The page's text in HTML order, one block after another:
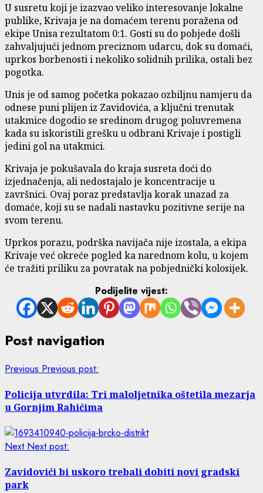
U susretu koji je izazvao veliko interesovanje lokalne
publike, Krivaja je na domaćem terenu poražena od
ekipe Unisa rezultatom 0:1. Gosti su do pobjede došli
zahvaljujući jednom preciznom udarcu, dok su domaći,
uprkos borbenosti i nekoliko solidnih prilika, ostali bez
pogotka.
Unis je od samog početka pokazao ozbiljnu namjeru da
odnese puni plijen iz Zavidovića, a ključni trenutak
utakmice dogodio se sredinom drugog poluvremena
kada su iskoristili grešku u odbrani Krivaje i postigli
jedini gol na utakmici.
Krivaja je pokušavala do kraja susreta doći do
izjednačenja, ali nedostajalo je koncentracije u
završnici. Ovaj poraz predstavlja korak unazad za
domaće, koji su se nadali nastavku pozitivne serije na
svom terenu.
Uprkos porazu, podrška navijača nije izostala, a ekipa
Krivaje već okreće pogled ka narednom kolu, u kojem
će tražiti priliku za povratak na pobjednički kolosijek.
Podijelite vijest:
Post navigation
Previous Previous post:
Policija utvrdila: Tri maloljetnika oštetila mezarja
u Gornjim Rahićima
Next Next post:
Zavidovići bi uskoro trebali dobiti novi gradski
park